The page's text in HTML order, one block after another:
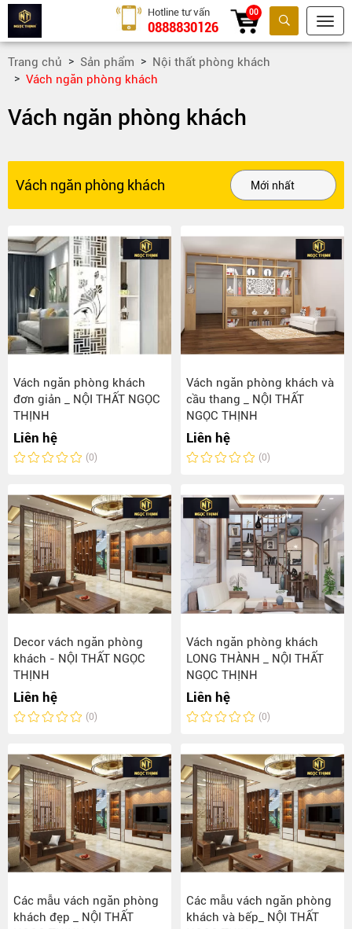
Tìm kiếm
Hotline tư vấn
0888830126
00
Trang chủ Sản phẩm
Nội thất phòng khách
Vách ngăn phòng khách
Vách ngăn phòng khách
Vách ngăn phòng khách
Vách ngăn phòng khách
đơn giản _ NỘI THẤT NGỌC
THỊNH
Liên hệ
(0)
Vách ngăn phòng khách và
cầu thang _ NỘI THẤT
NGỌC THỊNH
Liên hệ
(0)
Decor vách ngăn phòng
khách - NỘI THẤT NGỌC
THỊNH
Liên hệ
(0)
Vách ngăn phòng khách
LONG THÀNH _ NỘI THẤT
NGỌC THỊNH
Liên hệ
(0)
Các mẫu vách ngăn phòng
khách đẹp _ NỘI THẤT
Các mẫu vách ngăn phòng
khách và bếp_ NỘI THẤT